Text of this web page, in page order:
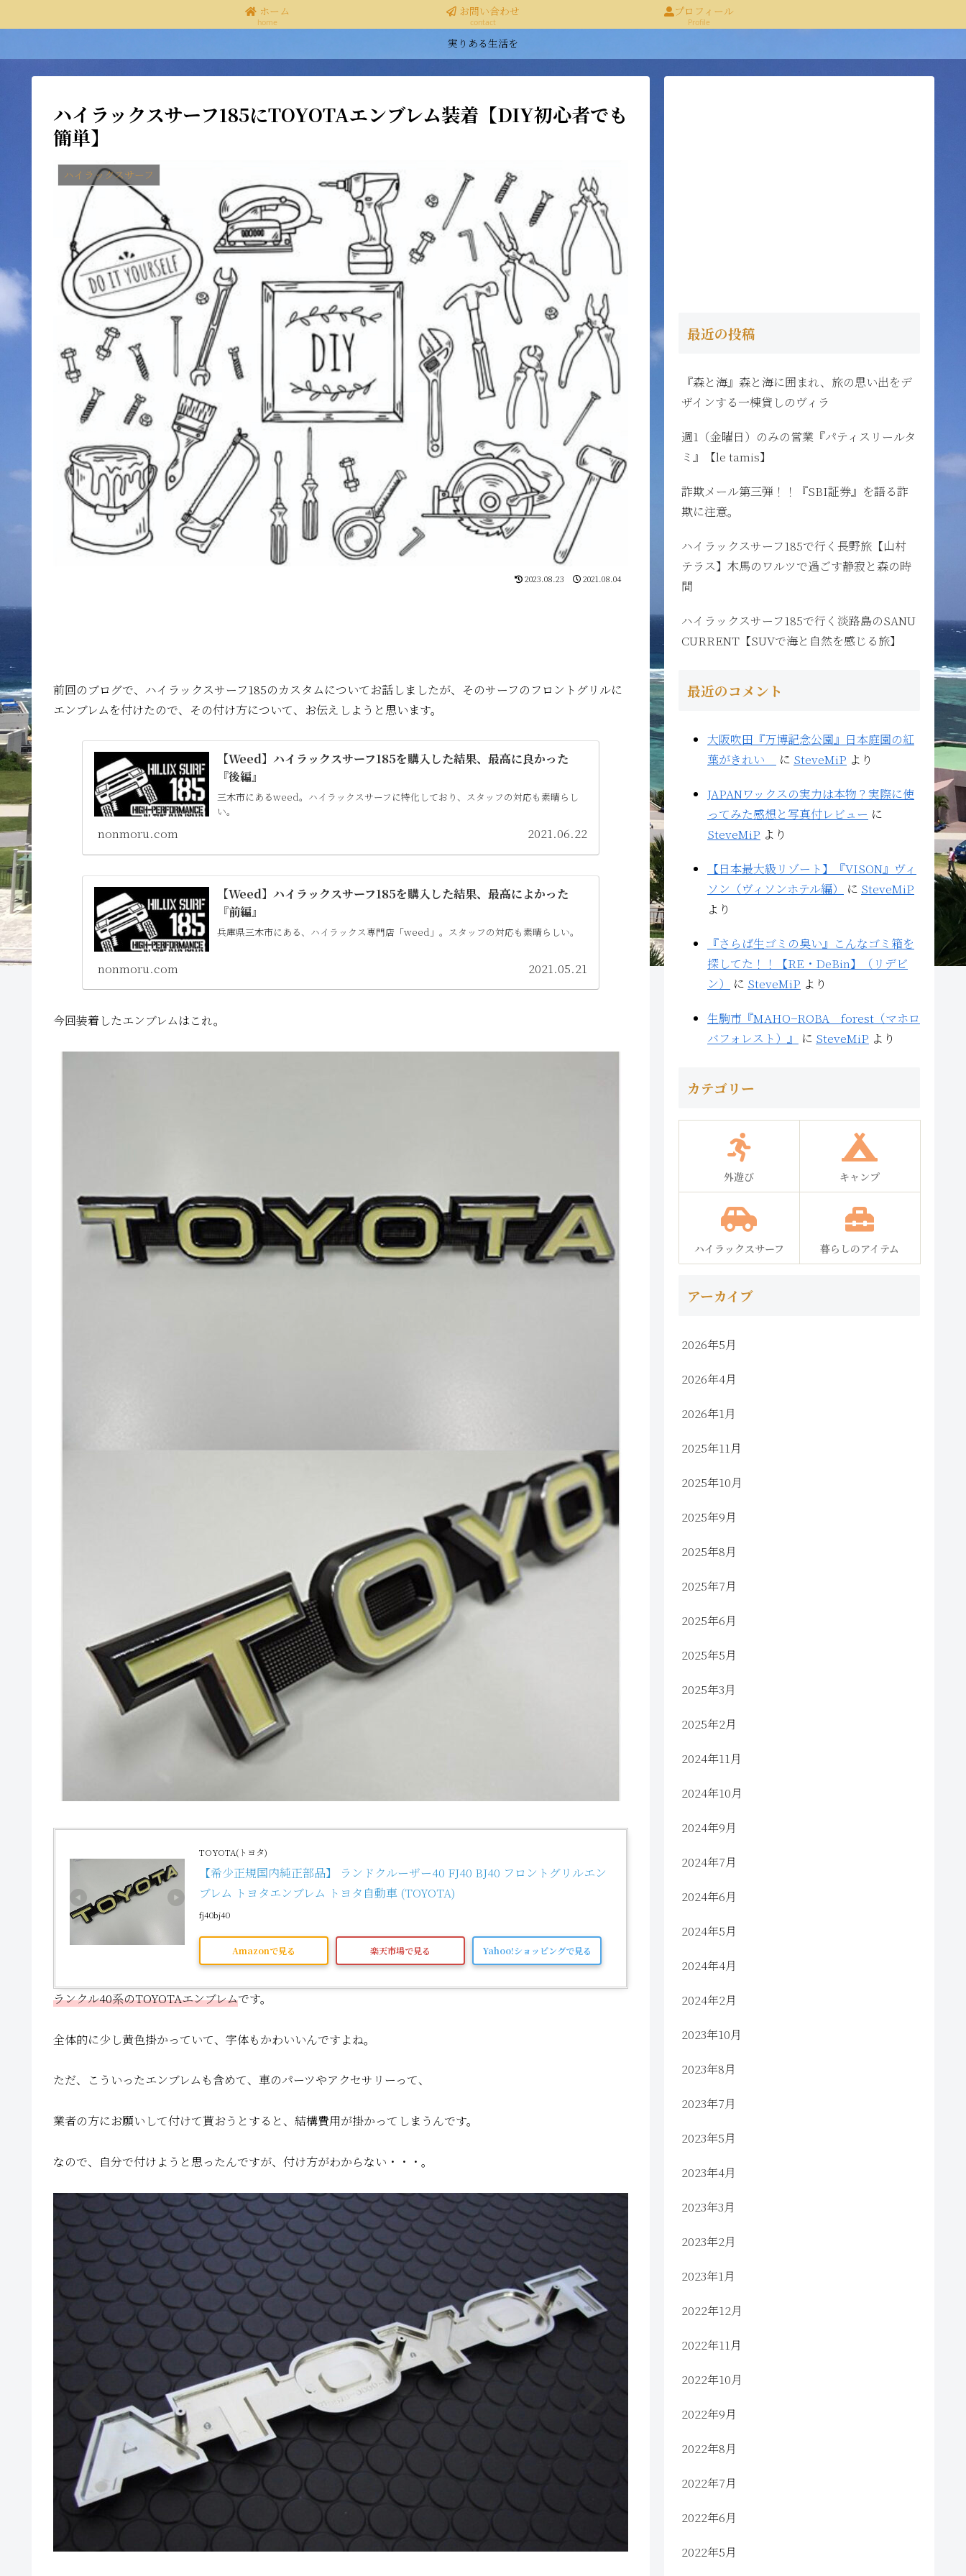
実りある生活を
ホーム
home
お問い合わせ
contact
プロフィール
Profile
ハイラックスサーフ185にTOYOTAエンブレム装着【DIY初心者でも
簡単】
ハイラックスサーフ
2023.08.23 2021.08.04
前回のブログで、ハイラックスサーフ185のカスタムについてお話しましたが、そのサーフのフロントグリルに
エンブレムを付けたので、その付け方について、お伝えしようと思います。
【Weed】ハイラックスサーフ185を購入した結果、最高に良かった
『後編』
三木市にあるweed。ハイラックスサーフに特化しており、スタッフの対応も素晴らし
い。
nonmoru.com 2021.06.22
【Weed】ハイラックスサーフ185を購入した結果、最高によかった
『前編』
兵庫県三木市にある、ハイラックス専門店「weed」。スタッフの対応も素晴らしい。
nonmoru.com 2021.05.21
今回装着したエンブレムはこれ。
TOYOTA(トヨタ)
【希少正規国内純正部品】 ランドクルーザー40 FJ40 BJ40 フロントグリルエン
ブレム トヨタエンブレム トヨタ自動車 (TOYOTA)
fj40bj40
Amazonで見る 楽天市場で見る Yahoo!ショッピングで見る
ランクル40系のTOYOTAエンブレムです。
全体的に少し黄色掛かっていて、字体もかわいいんですよね。
ただ、こういったエンブレムも含めて、車のパーツやアクセサリーって、
業者の方にお願いして付けて貰おうとすると、結構費用が掛かってしまうんです。
なので、自分で付けようと思ったんですが、付け方がわからない・・・。
最近の投稿
『森と海』森と海に囲まれ、旅の思い出をデ
ザインする一棟貸しのヴィラ
週1（金曜日）のみの営業『パティスリールタ
ミ』【le tamis】
詐欺メール第三弾！！『SBI証券』を語る詐
欺に注意。
ハイラックスサーフ185で行く長野旅【山村
テラス】木馬のワルツで過ごす静寂と森の時
間
ハイラックスサーフ185で行く淡路島のSANU
CURRENT【SUVで海と自然を感じる旅】
最近のコメント
大阪吹田『万博記念公園』日本庭園の紅
葉がきれい
に SteveMiP より
JAPANワックスの実力は本物？実際に使
ってみた感想と写真付レビュー に
SteveMiP より
【日本最大級リゾート】『VISON』ヴィ
ソン（ヴィソンホテル編）
に SteveMiP
より
『さらば生ゴミの臭い』こんなゴミ箱を
探してた！！【RE・DeBin】（リデビ
ン）
に SteveMiP より
生駒市『MAHO−ROBA forest（マホロ
バフォレスト）』
に SteveMiP より
カテゴリー
外遊び キャンプ
ハイラックスサーフ 暮らしのアイテム
アーカイブ
2026年5月
2026年4月
2026年1月
2025年11月
2025年10月
2025年9月
2025年8月
2025年7月
2025年6月
2025年5月
2025年3月
2025年2月
2024年11月
2024年10月
2024年9月
2024年7月
2024年6月
2024年5月
2024年4月
2024年2月
2023年10月
2023年8月
2023年7月
2023年5月
2023年4月
2023年3月
2023年2月
2023年1月
2022年12月
2022年11月
2022年10月
2022年9月
2022年8月
2022年7月
2022年6月
2022年5月